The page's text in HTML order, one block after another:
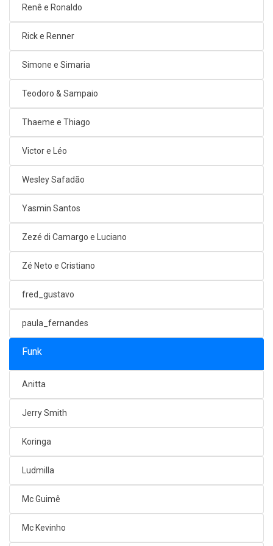
Renê e Ronaldo
Rick e Renner
Simone e Simaria
Teodoro & Sampaio
Thaeme e Thiago
Victor e Léo
Wesley Safadão
Yasmin Santos
Zezé di Camargo e Luciano
Zé Neto e Cristiano
fred_gustavo
paula_fernandes
Funk
Anitta
Jerry Smith
Koringa
Ludmilla
Mc Guimê
Mc Kevinho